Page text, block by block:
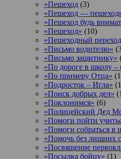
«Пешеход (3)
«Пешеход —
«Пешеход будь
«Пешеход» (10)
«Пешеходный
«Письмо водителю»
«Письмо защитнику»
«По дороге в школу –
«По примеру Отца»
«Подросток ‒ Игла»
«Поиск добрых дел»
«Поклонимся» (6)
«Полицейский Дед
«Помоги пойти
«Помоги собраться в
«Помочь без лишних
«Посвящение
«Посылка бойцу» (1)